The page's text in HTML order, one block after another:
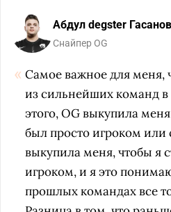
Абдул degster Гасанов
Снайпер OG
Самое важное для меня,
из сильнейших команд
этого, OG выкупила
был просто игроком или
выкупила меня, чтобы я
игроком, и я это
прошлых командах все